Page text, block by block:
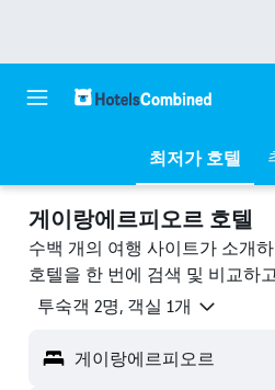
최저가 호텔
게이랑에르피오르 호텔
수백 개의 여행 사이트가 소개
호텔을 한 번에 검색 및 비교하
​투숙객 2​명, ​객실 1개
게이랑에르피오르